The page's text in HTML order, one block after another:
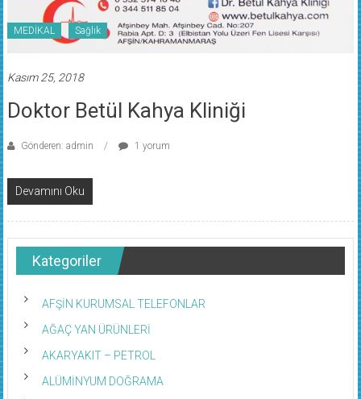
MEDİKAL Sağlık
Kasım 25, 2018
Doktor Betül Kahya Kliniği
Gönderen: admin 1 yorum
Devamını Oku
Kategoriler
AFŞİN KURUMSAL TELEFONLAR
AĞAÇ YAN ÜRÜNLERİ
AKARYAKIT – PETROL
ALÜMİNYUM DOĞRAMA